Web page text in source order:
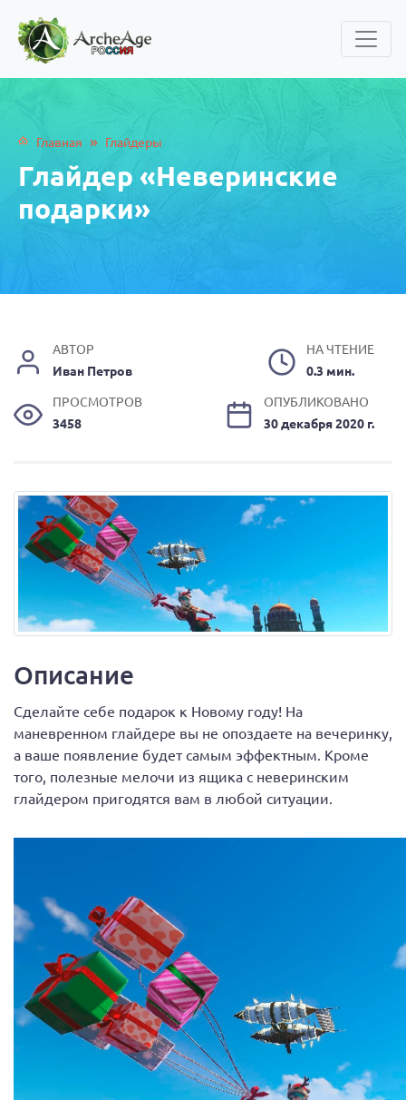
Главная » Глайдеры
Глайдер «Неверинские
подарки»
АВТОР
Иван Петров
НА ЧТЕНИЕ
0.3 мин.
ПРОСМОТРОВ
3458
ОПУБЛИКОВАНО
30 декабря 2020 г.
Описание
Сделайте себе подарок к Новому году! На
маневренном глайдере вы не опоздаете на вечеринку,
а ваше появление будет самым эффектным. Кроме
того, полезные мелочи из ящика с неверинским
глайдером пригодятся вам в любой ситуации.